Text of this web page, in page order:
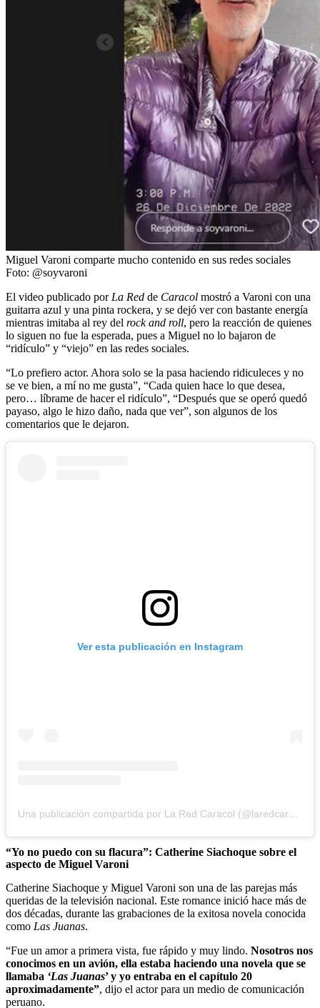
Miguel Varoni comparte mucho contenido en sus redes sociales
Foto: @soyvaroni
El video publicado por La Red de Caracol mostró a Varoni con una
guitarra azul y una pinta rockera, y se dejó ver con bastante energía
mientras imitaba al rey del rock and roll, pero la reacción de quienes
lo siguen no fue la esperada, pues a Miguel no lo bajaron de
“ridículo” y “viejo” en las redes sociales.
“Lo prefiero actor. Ahora solo se la pasa haciendo ridiculeces y no
se ve bien, a mí no me gusta”, “Cada quien hace lo que desea,
pero… líbrame de hacer el ridículo”, “Después que se operó quedó
payaso, algo le hizo daño, nada que ver”, son algunos de los
comentarios que le dejaron.
Ver esta publicación en Instagram
“Yo no puedo con su flacura”: Catherine Siachoque sobre el
aspecto de Miguel Varoni
Catherine Siachoque y Miguel Varoni son una de las parejas más
queridas de la televisión nacional. Este romance inició hace más de
dos décadas, durante las grabaciones de la exitosa novela conocida
como Las Juanas.
“Fue un amor a primera vista, fue rápido y muy lindo. Nosotros nos
conocimos en un avión, ella estaba haciendo una novela que se
llamaba ‘Las Juanas’ y yo entraba en el capítulo 20
aproximadamente”, dijo el actor para un medio de comunicación
peruano.